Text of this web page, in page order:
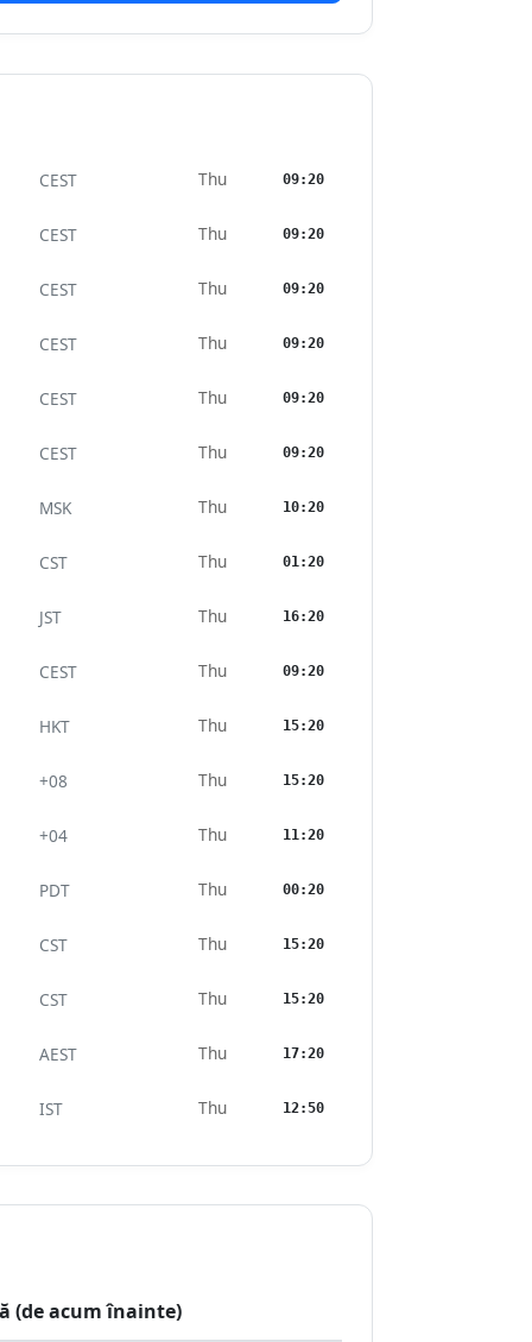
CEST Thu 09:20
CEST Thu 09:20
CEST Thu 09:20
CEST Thu 09:20
CEST Thu 09:20
CEST Thu 09:20
MSK Thu 10:20
CST Thu 01:20
JST Thu 16:20
CEST Thu 09:20
HKT Thu 15:20
+08 Thu 15:20
+04 Thu 11:20
PDT Thu 00:20
CST Thu 15:20
CST Thu 15:20
AEST Thu 17:20
IST Thu 12:50
(de acum înainte)